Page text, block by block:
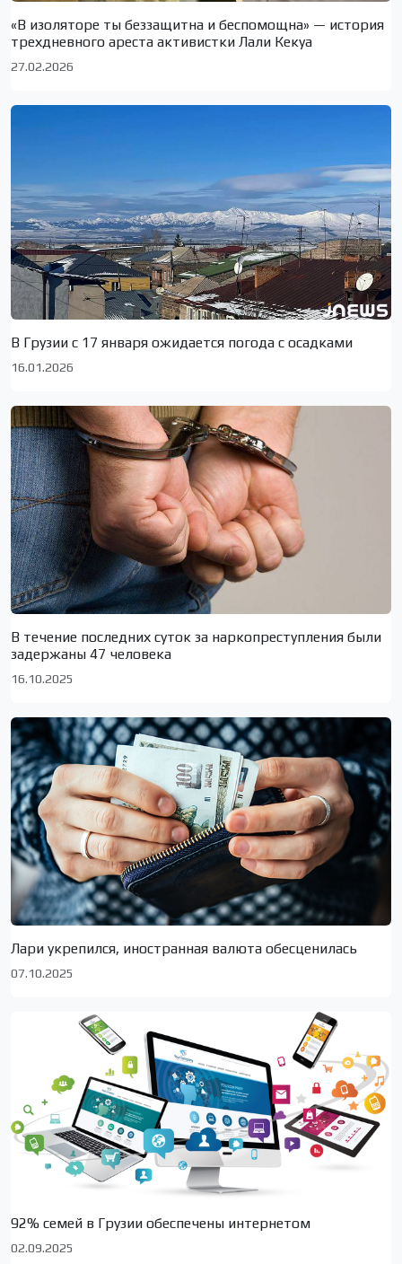
«В изоляторе ты беззащитна и беспомощна» — история
трехдневного ареста активистки Лали Кекуа
27.02.2026
В Грузии с 17 января ожидается погода с осадками
16.01.2026
В течение последних суток за наркопреступления были
задержаны 47 человека
16.10.2025
Лари укрепился, иностранная валюта обесценилась
07.10.2025
92% семей в Грузии обеспечены интернетом
02.09.2025